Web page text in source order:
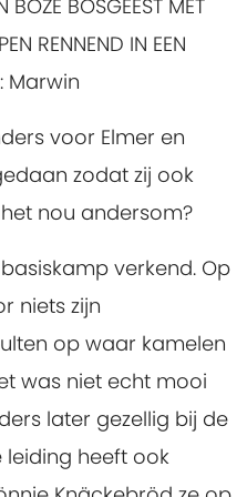
BOZE BOSGEEST MET
RENNEND IN EEN
Marwin
voor Elmer en
zodat zij ook
nou andersom?
verkend. Op
niets zijn
op waar kamelen
was niet echt mooi
later gezellig bij de
leiding heeft ook